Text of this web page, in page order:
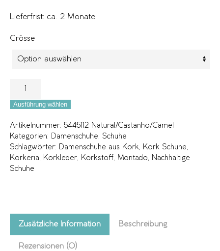
Lieferfrist: ca. 2 Monate
Grösse
Ausführung wählen
Artikelnummer: 5445112 Natural/Castanho/Camel
Kategorien: Damenschuhe, Schuhe
Schlagwörter: Damenschuhe aus Kork, Kork Schuhe,
Korkeria, Korkleder, Korkstoff, Montado,
Nachhaltige
Schuhe
Zusätzliche Information Beschreibung
Rezensionen (0)